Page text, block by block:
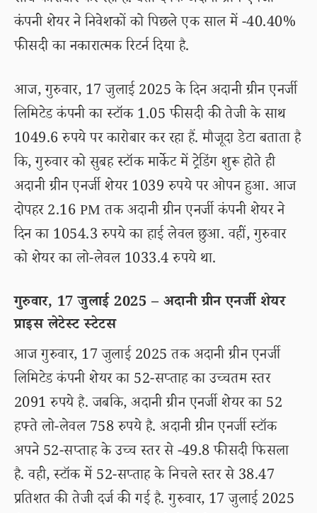
कंपनी शेयर ने निवेशकों को पिछले एक साल में -40.40%
फीसदी का नकारात्मक रिटर्न दिया है.
आज, गुरुवार, 17 जुलाई 2025 के दिन अदानी ग्रीन एनर्जी
लिमिटेड कंपनी का स्टॉक 1.05 फीसदी की तेजी के साथ
1049.6 रुपये पर कारोबार कर रहा हैं. मौजूदा डेटा बताता है
कि, गुरुवार को सुबह स्टॉक मार्केट में ट्रेडिंग शुरू होते ही
अदानी ग्रीन एनर्जी शेयर 1039 रुपये पर ओपन हुआ. आज
दोपहर 2.16 PM तक अदानी ग्रीन एनर्जी कंपनी शेयर ने
दिन का 1054.3 रुपये का हाई लेवल छुआ. वहीं, गुरुवार
को शेयर का लो-लेवल 1033.4 रुपये था.
गुरुवार, 17 जुलाई 2025 – अदानी ग्रीन एनर्जी शेयर
प्राइस लेटेस्ट स्टेटस
आज गुरुवार, 17 जुलाई 2025 तक अदानी ग्रीन एनर्जी
लिमिटेड कंपनी शेयर का 52-सप्ताह का उच्चतम स्तर
2091 रुपये है. जबकि, अदानी ग्रीन एनर्जी शेयर का 52
हफ्ते लो-लेवल 758 रुपये है. अदानी ग्रीन एनर्जी स्टॉक
अपने 52-सप्ताह के उच्च स्तर से -49.8 फीसदी फिसला
है. वही, स्टॉक में 52-सप्ताह के निचले स्तर से 38.47
प्रतिशत की तेजी दर्ज की गई है. गुरुवार, 17 जुलाई 2025